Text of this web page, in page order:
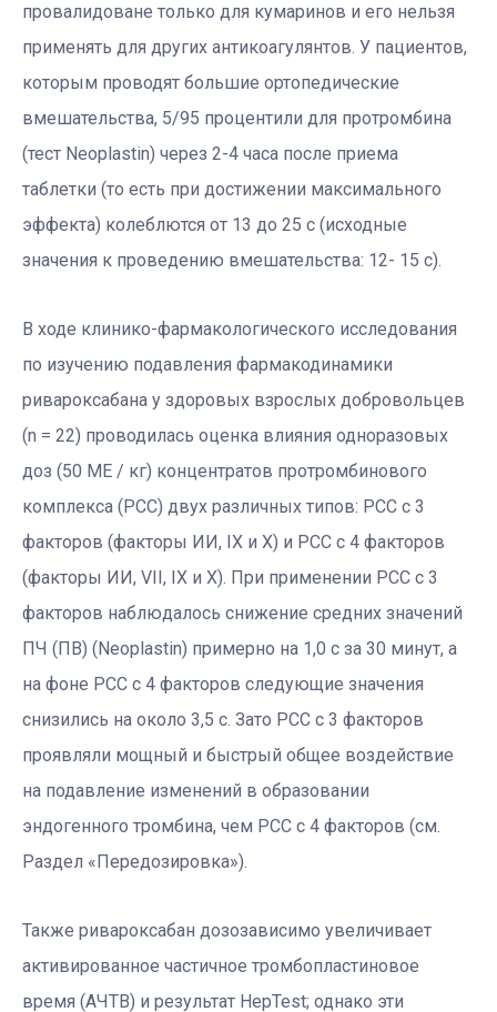
провалидоване только для кумаринов и его нельзя
применять для других антикоагулянтов. У пациентов,
которым проводят большие ортопедические
вмешательства, 5/95 процентили для протромбина
(тест Neoplastin) через 2-4 часа после приема
таблетки (то есть при достижении максимального
эффекта) колеблются от 13 до 25 с (исходные
значения к проведению вмешательства: 12- 15 с).
В ходе клинико-фармакологического исследования
по изучению подавления фармакодинамики
ривароксабана у здоровых взрослых добровольцев
(n = 22) проводилась оценка влияния одноразовых
доз (50 МЕ / кг) концентратов протромбинового
комплекса (РСС) двух различных типов: РСС с 3
факторов (факторы ИИ, IX и Х) и РСС с 4 факторов
(факторы ИИ, VII, IX и X). При применении РСС с 3
факторов наблюдалось снижение средних значений
ПЧ (ПВ) (Neoplastin) примерно на 1,0 с за 30 минут, а
на фоне РСС с 4 факторов следующие значения
снизились на около 3,5 с. Зато РСС с 3 факторов
проявляли мощный и быстрый общее воздействие
на подавление изменений в образовании
эндогенного тромбина, чем РСС с 4 факторов (см.
Раздел «Передозировка»).
Также ривароксабан дозозависимо увеличивает
активированное частичное тромбопластиновое
время (АЧТВ) и результат HepTest; однако эти